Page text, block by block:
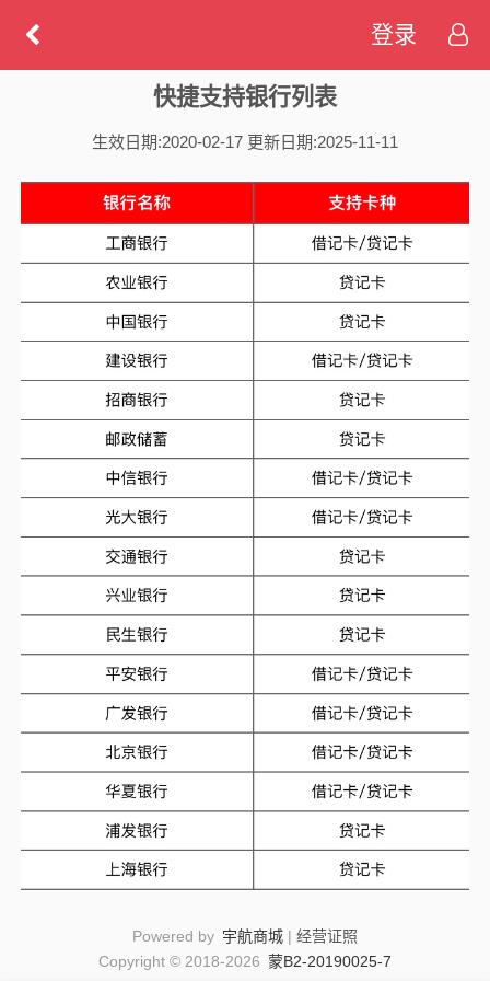
登录
快捷支持银行列表
生效日期:2020-02-17 更新日期:2025-11-11
Powered by 宇航商城 | 经营证照
Copyright © 2018-2026 蒙B2-20190025-7